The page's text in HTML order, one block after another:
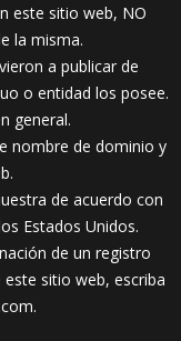
este sitio web, NO
la misma.
a publicar de
o entidad los posee.
general.
nombre de dominio y
de acuerdo con
Estados Unidos.
de un registro
sitio web, escriba
.